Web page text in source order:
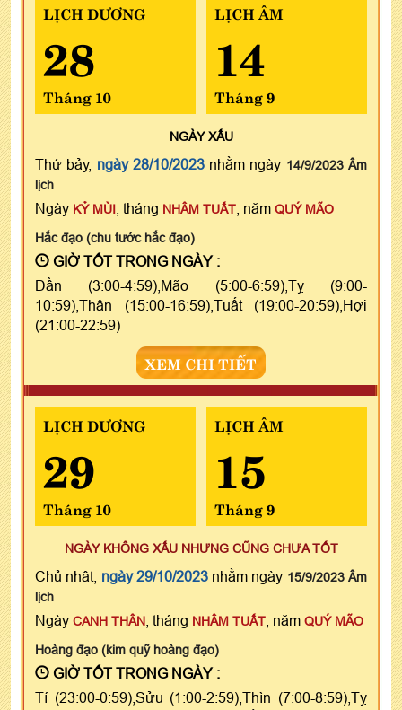
LỊCH DƯƠNG
28
Tháng 10
LỊCH ÂM
14
Tháng 9
NGÀYXẤU
Thứ bảy, ngày 28/10/2023nhằm ngày 14/9/2023 Âm
lịch
Ngày KỶ MÙI , tháng NHÂM TUẤT , năm QUÝ MÃO
Hắc đạo (chu tước hắc đạo)
GIỜ TỐT TRONG NGÀY :
Dần (3:00-4:59),Mão (5:00-6:59),Tỵ (9:00-
10:59),Thân (15:00-16:59),Tuất (19:00-20:59),Hợi
(21:00-22:59)
XEM CHI TIẾT
LỊCH DƯƠNG
29
Tháng 10
LỊCH ÂM
15
Tháng 9
NGÀY KHÔNG XẤU NHƯNG CŨNG CHƯA TỐT
Chủ nhật, ngày 29/10/2023nhằm ngày 15/9/2023 Âm
lịch
Ngày CANH THÂN , tháng NHÂM TUẤT , năm QUÝ MÃO
Hoàng đạo (kim quỹ hoàng đạo)
GIỜ TỐT TRONG NGÀY :
Tí (23:00-0:59),Sửu (1:00-2:59),Thìn (7:00-8:59),Tỵ